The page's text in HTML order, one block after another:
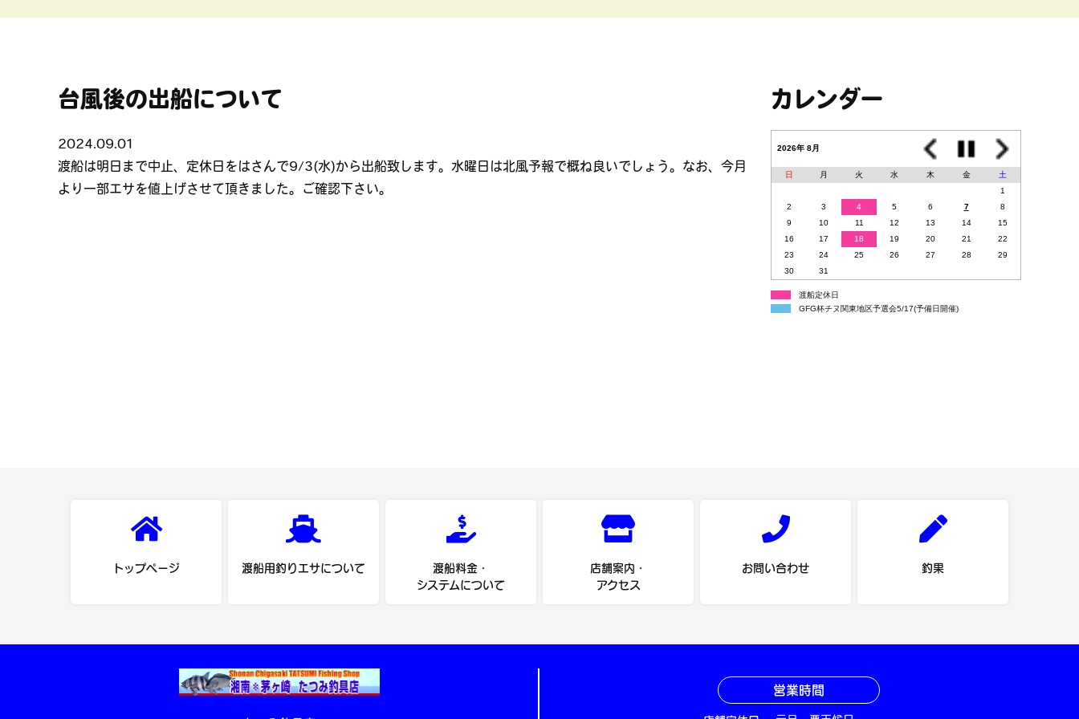
台風後の出船について
2024.09.01
渡船は明日まで中止、定休日をはさんで9/3(水)から出船致します。水曜日は北風予報で概ね良いでしょう。なお、今月
より一部エサを値上げさせて頂きました。ご確認下さい。
カレンダー
2026年 8月
日 月 火 水 木 金
土
1
2
3 4 5 6 7
8
9
10 11 12 13 14
15
16
17 18 19 20 21
22
23
24 25 26 27 28
29
30
31
渡船定休日
GFG杯チヌ関東地区予選会5/17(予備日開催)
トップページ 渡船用釣りエサについて
渡船料金・
システムについて
店舗案内・
アクセス
お問い合わせ 釣果
営業時間